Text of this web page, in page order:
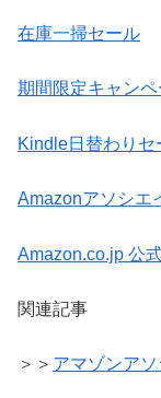
在庫一掃セール
期間限定キャンペ
Kindle日替わりセ
Amazonアソシエ
Amazon.co.jp 公
関連記事
＞＞ アマゾンア